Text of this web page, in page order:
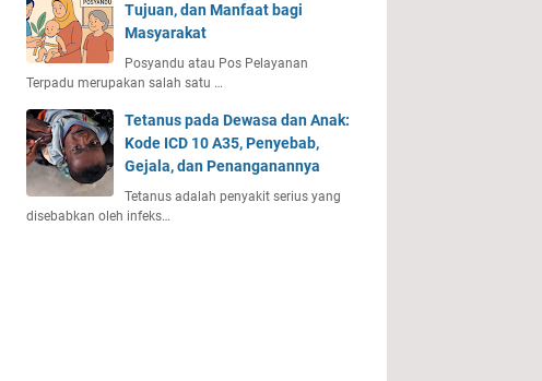
Tujuan, dan Manfaat bagi
Masyarakat
Posyandu atau Pos Pelayanan
Terpadu merupakan salah satu …
Tetanus pada Dewasa dan Anak:
Kode ICD 10 A35, Penyebab,
Gejala, dan Penanganannya
Tetanus adalah penyakit serius yang
disebabkan oleh infeks…